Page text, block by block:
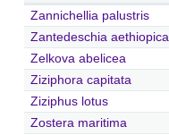
Zannichellia palustris
Zantedeschia aethiopica
Zelkova abelicea
Ziziphora capitata
Ziziphus lotus
Zostera maritima